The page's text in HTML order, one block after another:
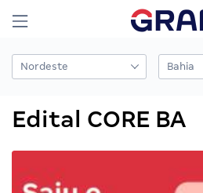
Edital CORE BA